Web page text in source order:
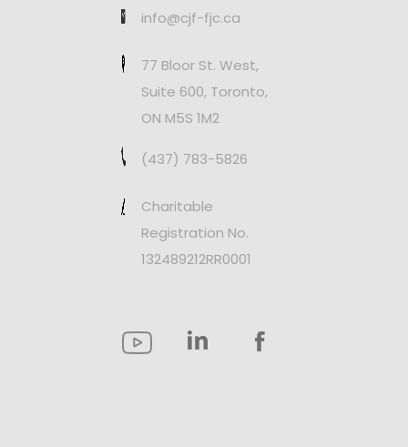
info@cjf-fjc.ca
77 Bloor St. West,
Suite 600, Toronto,
ON M5S 1M2
(437) 783-5826
Charitable
Registration No.
132489212RR0001